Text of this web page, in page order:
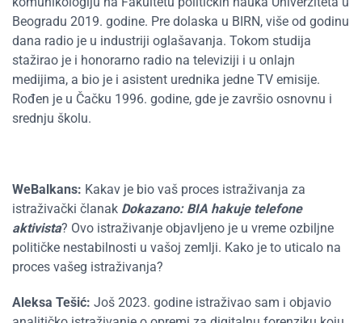
Beogradu 2019. godine. Pre dolaska u BIRN, više od godinu
dana radio je u industriji oglašavanja. Tokom studija
stažirao je i honorarno radio na televiziji i u onlajn
medijima, a bio je i asistent urednika jedne TV emisije.
Rođen je u Čačku 1996. godine, gde je završio osnovnu i
srednju školu.
WeBalkans: Kakav je bio vaš proces istraživanja za
istraživački članak Dokazano: BIA hakuje telefone
aktivista? Ovo istraživanje objavljeno je u vreme ozbiljne
političke nestabilnosti u vašoj zemlji. Kako je to uticalo na
proces vašeg istraživanja?
Aleksa Tešić: Još 2023. godine istraživao sam i objavio